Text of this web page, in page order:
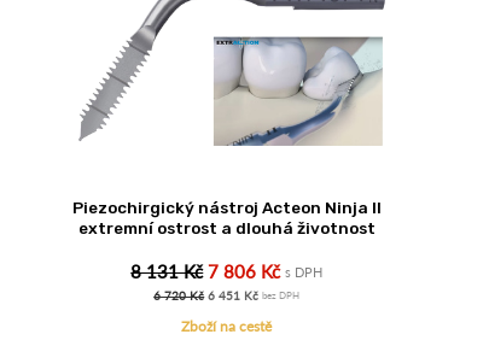
Piezochirgický nástroj Acteon Ninja II
extremní ostrost a dlouhá životnost
8 131 Kč 7 806 Kčs DPH
6 720 Kč 6 451 Kčbez DPH
Zboží na cestě